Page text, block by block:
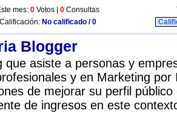
mes: 0 Votos | 0 Consultas
Calificación: No calificado / 0
Blogger
que asiste a personas y
y en Marketing por
de mejorar su perfil
de ingresos en este